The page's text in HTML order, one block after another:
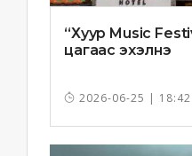
“Хуур Music
цагаас эхэлнэ
2026-06-25 |